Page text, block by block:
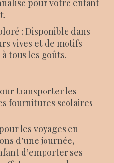
pour votre enfant
: Disponible dans
vives et de motifs
tous les goûts.
:
transporter les
fournitures scolaires
les voyages en
d’une journée,
d’emporter ses